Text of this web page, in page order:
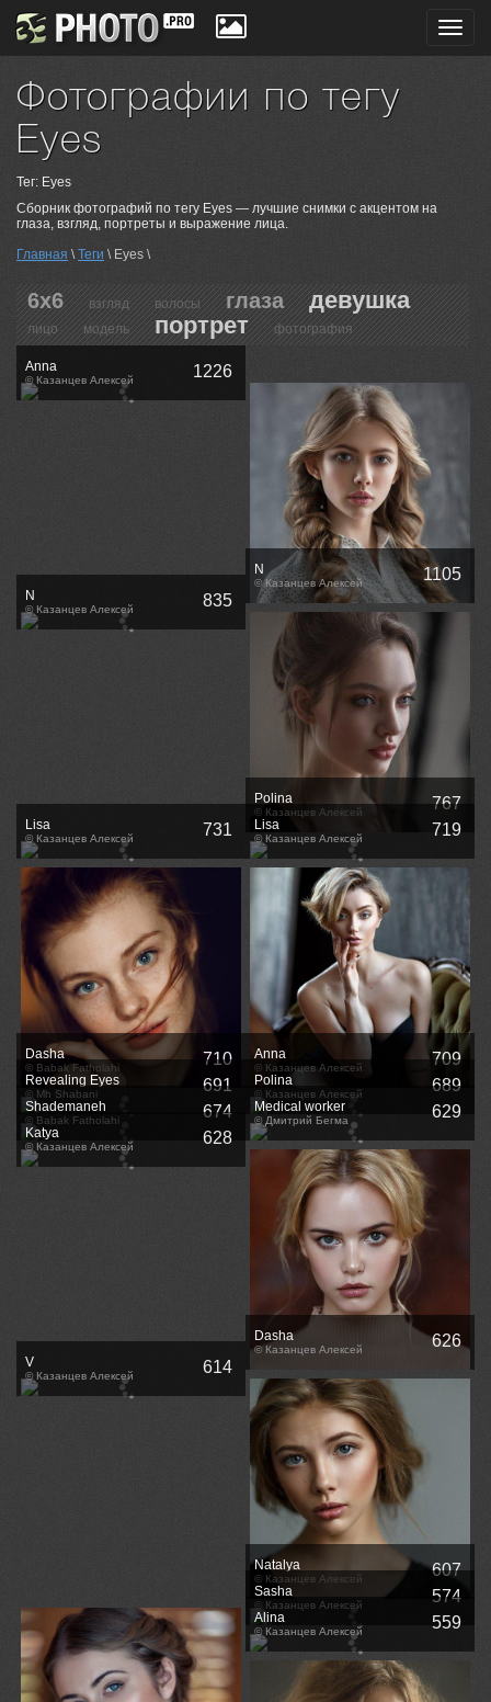
Фотографии по тегу
Eyes
Тег: Eyes
Сборник фотографий по тегу Eyes — лучшие снимки с акцентом на
глаза, взгляд, портреты и выражение лица.
Главная \Теги \ Eyes \
6х6 взгляд волосы глаза девушка
лицо модель портрет фотография
Anna
© Казанцев Алексей 1226
N
© Казанцев Алексей 1105
N
© Казанцев Алексей 835
Polina
© Казанцев Алексей 767
Lisa
© Казанцев Алексей 731 Lisa
© Казанцев Алексей 719
Dasha
© Babak Fatholahi 710 Anna
© Казанцев Алексей 709
Revealing Eyes
© Mh Shabani 691 Polina
© Казанцев Алексей 689
Shademaneh
© Babak Fatholahi 674 Medical worker
© Дмитрий Бегма 629
Katya
© Казанцев Алексей 628
Dasha
© Казанцев Алексей 626
V
© Казанцев Алексей 614
Natalya
© Казанцев Алексей 607
Sasha
© Казанцев Алексей 574
Alina
© Казанцев Алексей 559